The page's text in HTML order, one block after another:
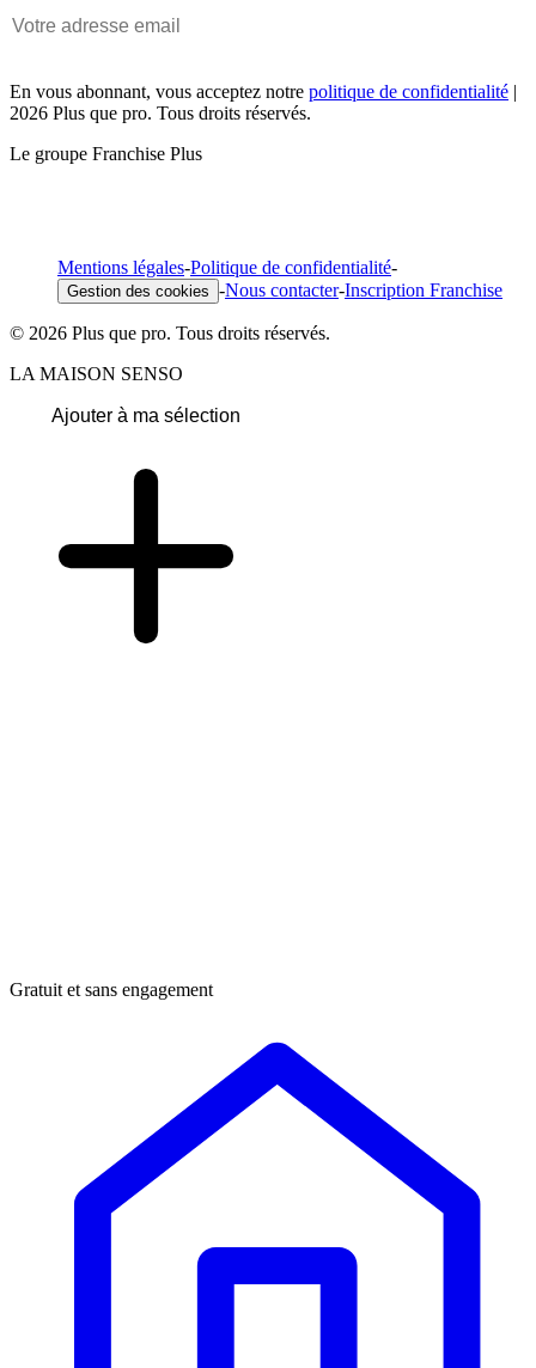
En vous abonnant, vous acceptez notre politique de confidentialité |
2026 Plus que pro. Tous droits réservés.
Le groupe Franchise Plus
Mentions légales-Politique de confidentialité-
Gestion des cookies -Nous contacter-Inscription Franchise
© 2026 Plus que pro. Tous droits réservés.
LA MAISON SENSO
Ajouter à ma sélection
Gratuit et sans engagement